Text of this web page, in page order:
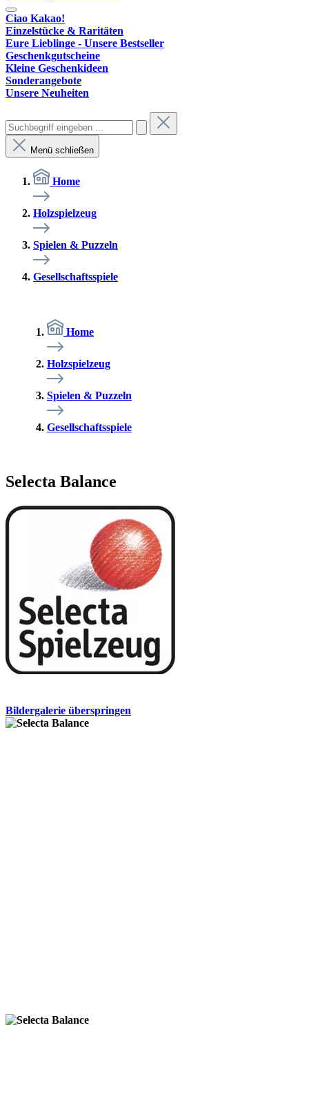
Ciao Kakao!
Einzelstücke & Raritäten
Eure Lieblinge - Unsere Bestseller
Geschenkgutscheine
Kleine Geschenkideen
Sonderangebote
Unsere Neuheiten
Menü schließen
Home
Holzspielzeug
Spielen & Puzzeln
Gesellschaftsspiele
Home
Holzspielzeug
Spielen & Puzzeln
Gesellschaftsspiele
Selecta Balance
Bildergalerie überspringen